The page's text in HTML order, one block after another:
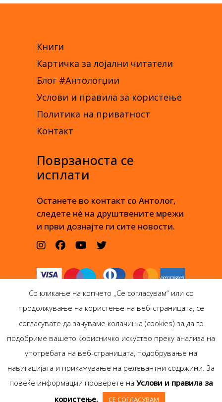
Книги
Картичка за лојални читатели
Блог #Антологџии
Услови и правила за користење
Политика на приватност
Контакт
Поврзаноста се
исплати
Останете во контакт со Антолог,
следете нè на друштвените мрежи
и први дознајте ги сите новости.
Антолог Боокс дооел
Copyright © Antolog
Со кликање на копчето „Се согласувам“ или со
продолжување на користење на веб-страницата, се
согласувате да зачуваме колачиња (cookies) за да го
подобриме вашето корисничко искуство преку анализа на
употребата на веб-страницата, подобрување на
навигацијата и прикажување на релевантни содржини. За
повеќе информации проверете на Услови и правила за
користење.
СЕ СОГЛАСУВАМ